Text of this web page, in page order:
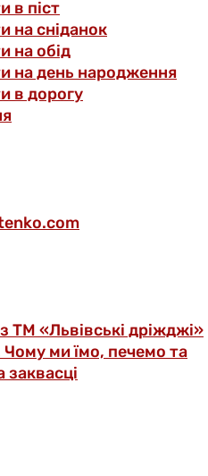
в піст
на сніданок
на обід
на день народження
в дорогу
ТМ «Львівські дріжджі»
ми їмо, печемо та
заквасці